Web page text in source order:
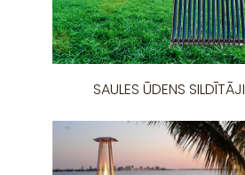
SAULES ŪDENS SILDĪTĀJI